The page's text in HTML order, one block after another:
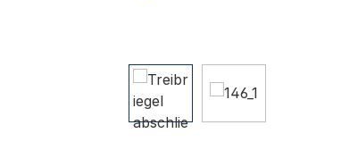
Bildergalerie überspringen